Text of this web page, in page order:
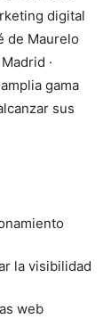
digital
de Maurelo
·
gama
sus
la visibilidad
web